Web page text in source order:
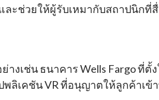
ละช่วยให้ผู้รับเหมากับสถาปนิกที่
างเช่น ธนาคาร Wells Fargo ที่
พลิเคชัน VR ที่อนุญาตให้ลูกค้าเ